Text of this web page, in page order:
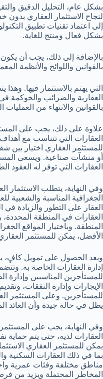
بشكل عام، التحليل الدقيق
لنجاح الاستثمار العقاري بدون
إلى اعتماد تقنيات تطبيق
بشكل فعال ومنتج للغاية.
بالإضافة إلى ذلك، يجب أن
بالقوانين واللوائح والأنظمة
التي يهتم بالاستثمار فيها. وهذا
العقارية والضرائب والحوكمة
بالقوانين والانتهاء من
علاوة على ذلك، يجب على
العقارات التي تتناسب مع
للمستثمر العقاري اختيار بين
أو منشآت صناعية. ويسعى
العقارات التي توفر له العقود
وفي النهاية، يتطلب الاستثمار
الجغرافية المناسبة والشعبية
العقار على التطور والزيادة
العقارات في المنطقة المحددة،
المنطقة. وباختيار المواقع
الأفضل، يمكن للمستثمر
وبعد الحصول على تمويل كافٍ،
إدارة العقارات الخاصة به.
للمستأجرين المناسبين وإدارة
الإيجارات وإدارة النفقات،
للمستأجرين. وعلى المستثمر
يظل في حالة جيدة وأن العائد
وفي النهاية، يجب على
العقارات لديه، حتى يتم
يمكن للمستثمر العقاري
بما في ذلك العقارات السكنية
مناطق مختلفة وفئات عمرية
المخاطر المحتملة ويزيد من